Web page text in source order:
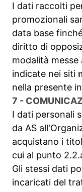
I dati raccolti
promozionali
data base
diritto di
modalità
indicate nei siti
nella presente
7 -
I dati personali
da AS
acquistano i
cui al punto
Gli stessi dati
incaricati del